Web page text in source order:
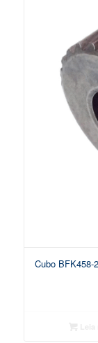
Cubo BFK458-